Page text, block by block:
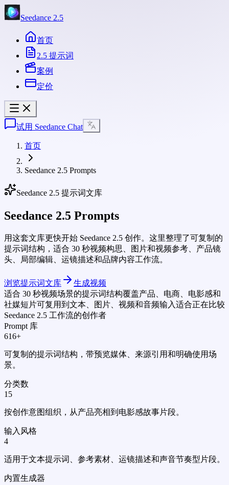
Seedance 2.5
首页
2.5 提示词
案例
定价
试用 Seedance Chat
首页
Seedance 2.5 Prompts
Seedance 2.5 提示词文库
Seedance 2.5 Prompts
用这套文库更快开始 Seedance 2.5 创作。这里整理了可复制的
提示词结构，适合 30 秒视频构思、图片和视频参考、产品镜
头、局部编辑、运镜描述和品牌内容工作流。
浏览提示词文库
生成视频
适合 30 秒视频场景的提示词结构覆盖产品、电商、电影感和
社媒短片可复用到文本、图片、视频和音频输入适合正在比较
Seedance 2.5 工作流的创作者
Prompt 库
616+
可复制的提示词结构，带预览媒体、来源引用和明确使用场
景。
分类数
15
按创作意图组织，从产品亮相到电影感故事片段。
输入风格
4
适用于文本提示词、参考素材、运镜描述和声音节奏型片段。
内置生成器